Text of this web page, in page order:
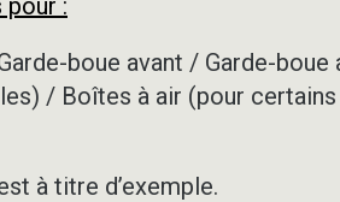
:
boue avant / Garde-
/ Boîtes à air (pour
à titre d’exemple.